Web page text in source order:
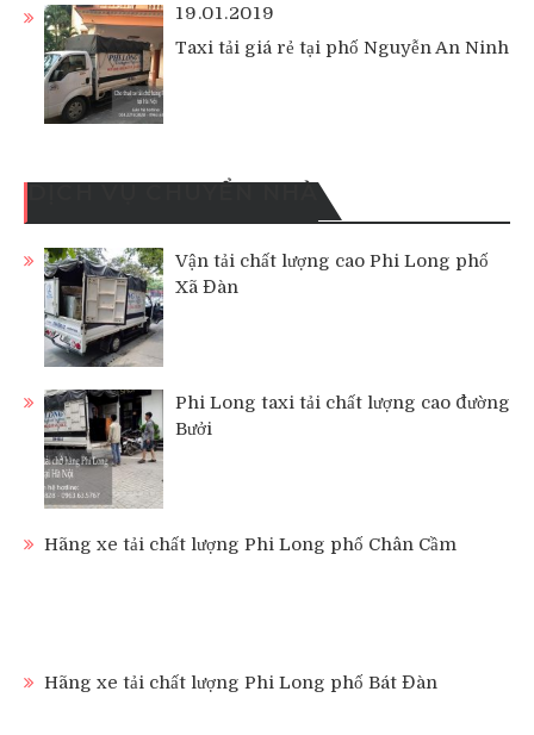
19.01.2019
Taxi tải giá rẻ tại phố Nguyễn An Ninh
DỊCH VỤ CHUYỂN NHÀ
Vận tải chất lượng cao Phi Long phố
Xã Đàn
Phi Long taxi tải chất lượng cao đường
Bưởi
Hãng xe tải chất lượng Phi Long phố Chân Cầm
Hãng xe tải chất lượng Phi Long phố Bát Đàn